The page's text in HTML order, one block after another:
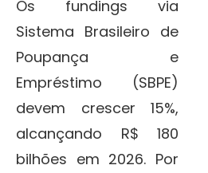
Os fundings via
Sistema Brasileiro de
Poupança e
Empréstimo (SBPE)
devem crescer 15%,
alcançando R$ 180
bilhões em 2026. Por